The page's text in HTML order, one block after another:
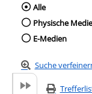
Wählen
Alle
Physische
E-Medien
Suche